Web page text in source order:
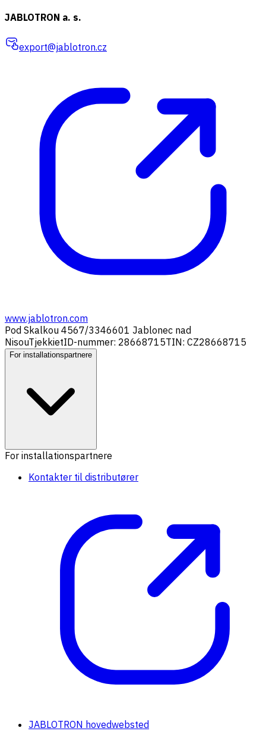
JABLOTRON a. s.
export@jablotron.cz
www.jablotron.com
Pod Skalkou 4567/3346601 Jablonec nad
NisouTjekkietID-nummer: 28668715TIN: CZ28668715
For installationspartnere
For installationspartnere
Kontakter til distributører
JABLOTRON hovedwebsted